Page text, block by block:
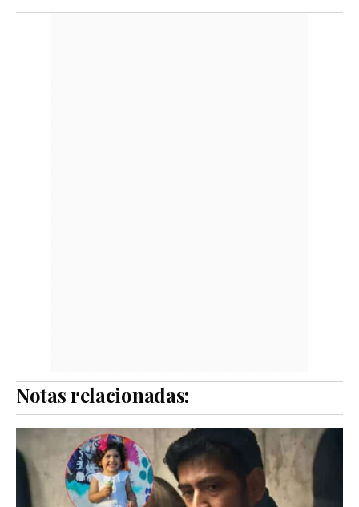
Notas relacionadas: